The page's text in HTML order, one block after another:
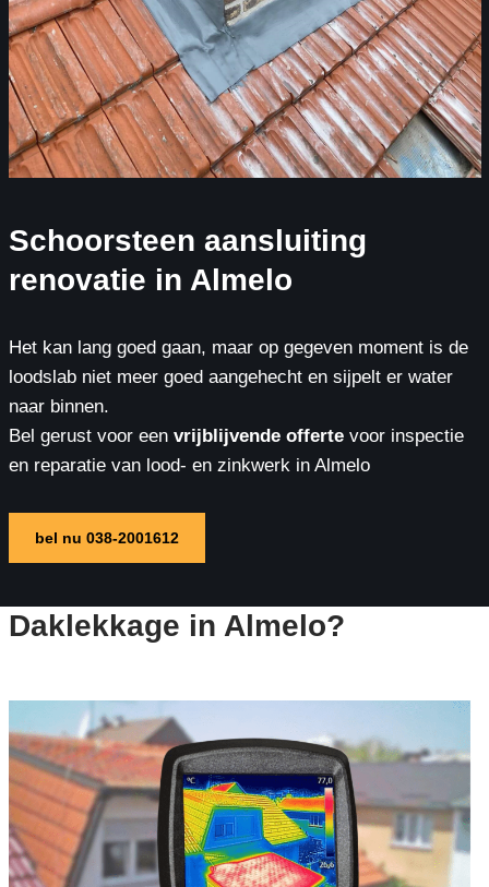
Schoorsteen aansluiting
renovatie in Almelo
Het kan lang goed gaan, maar op gegeven moment is de
loodslab niet meer goed aangehecht en sijpelt er water
naar binnen.
Bel gerust voor eenvrijblijvende offertevoor inspectie
en reparatie van lood- en zinkwerk in Almelo
bel nu 038-2001612
Daklekkage in Almelo?